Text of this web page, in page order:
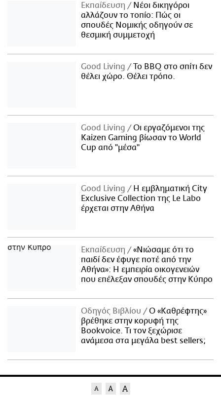
Εκπαίδευση
Νέοι δικηγόροι
αλλάζουν το τοπίο: Πώς οι
σπουδές Νομικής οδηγούν σε
θεσμική συμμετοχή
Good Living
Το BBQ στο σπίτι δεν
θέλει χώρο. Θέλει τρόπο.
Good Living
Οι εργαζόμενοι της
Kaizen Gaming βίωσαν το World
Cup από "μέσα"
Good Living
Η εμβληματική City
Exclusive Collection της Le Labo
έρχεται στην Αθήνα
Εκπαίδευση
«Νιώσαμε ότι το
παιδί δεν έφυγε ποτέ από την
Αθήνα»: Η εμπειρία οικογενειών
που επέλεξαν σπουδές στην Κύπρο
Οδηγός Βιβλίου
Ο «Καθρέφτης»
βρέθηκε στην κορυφή της
Bookvoice. Τι τον ξεχώρισε
ανάμεσα στα μεγάλα best sellers;